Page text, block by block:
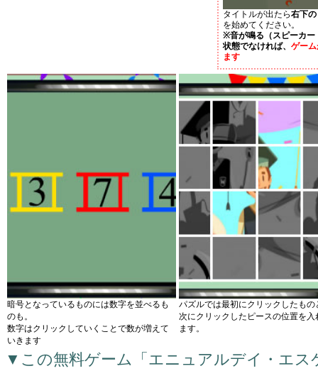
タイトルが出たら右下
を始めてください。
※音が鳴る（スピーカー
状態でなければ、 ゲー
ます
暗号となっているものには数字を並べるも
のも。
数字はクリックしていくことで数が増えて
いきます
パズルでは最初にクリックしたもの
次にクリックしたピースの位置を入
ます。
▼この無料ゲーム「エニュアルデイ・エス